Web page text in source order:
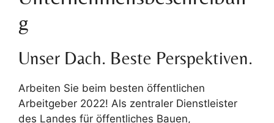
g
Unser Dach. Beste Perspektiven.
Arbeiten Sie beim besten öffentlichen
Arbeitgeber 2022! Als zentraler Dienstleister
des Landes für öffentliches Bauen,